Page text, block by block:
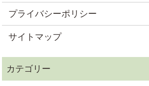
プライバシーポリシー
サイトマップ